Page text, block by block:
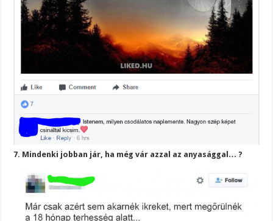
7. Mindenki jobban jár, ha még vár azzal az anyasággal… ?